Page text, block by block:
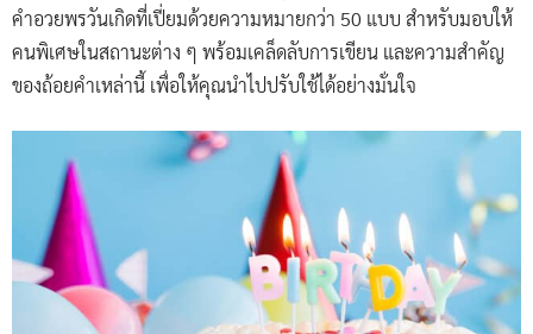
คำอวยพรวันเกิดที่เปี่ยมด้วยความหมายกว่า 50 แบบ สำหรับมอบให้
คนพิเศษในสถานะต่าง ๆ พร้อมเคล็ดลับการเขียน และความสำคัญ
ของถ้อยคำเหล่านี้ เพื่อให้คุณนำไปปรับใช้ได้อย่างมั่นใจ